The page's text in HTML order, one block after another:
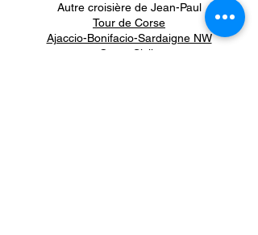
Autre croisière de Jean-Paul
Tour de Corse
Ajaccio-Bonifacio-Sardaigne NW
Corse Sicile